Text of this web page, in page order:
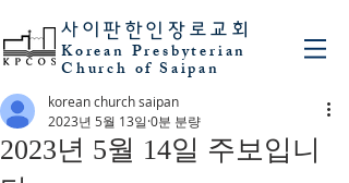
사이판 한인장로교회
Korean Presbyterian
Church of Saipan
2023년 5월 14일 주보입니
korean church saipan
2023년 5월 13일 0분 분량